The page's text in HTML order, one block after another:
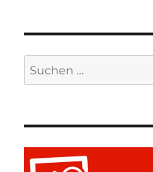
Suchen
nach: